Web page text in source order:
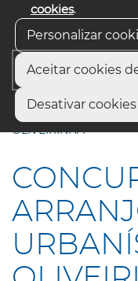
cookies.
Personalizar
Aceitar cookies
Desativar
Início
CONCURSO PARA
OLIVEIRINHA